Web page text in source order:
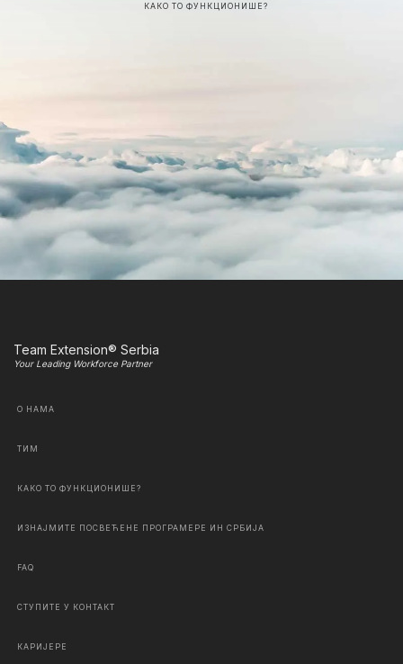
КАКО ТО ФУНКЦИОНИШЕ?
Team Extension® Serbia
Your Leading Workforce Partner
О НАМА
ТИМ
КАКО ТО ФУНКЦИОНИШЕ?
ИЗНАЈМИТЕ ПОСВЕЋЕНЕ ПРОГРАМЕРЕ ИН СРБИЈА
FAQ
СТУПИТЕ У КОНТАКТ
КАРИЈЕРЕ